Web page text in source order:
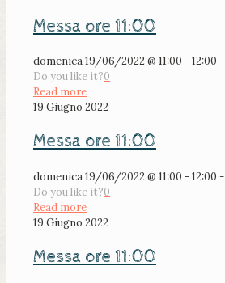
Messa ore 11:00
domenica 19/06/2022 @ 11:00 - 12:00 -
Do you like it?0
Read more
19 Giugno 2022
Messa ore 11:00
domenica 19/06/2022 @ 11:00 - 12:00 -
Do you like it?0
Read more
19 Giugno 2022
Messa ore 11:00